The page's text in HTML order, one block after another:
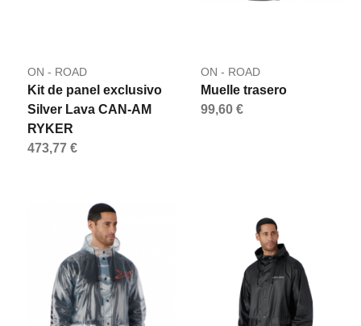
ON - ROAD
Kit de panel exclusivo
Silver Lava CAN-AM
RYKER
473,77 €
ON - ROAD
Muelle trasero
99,60 €